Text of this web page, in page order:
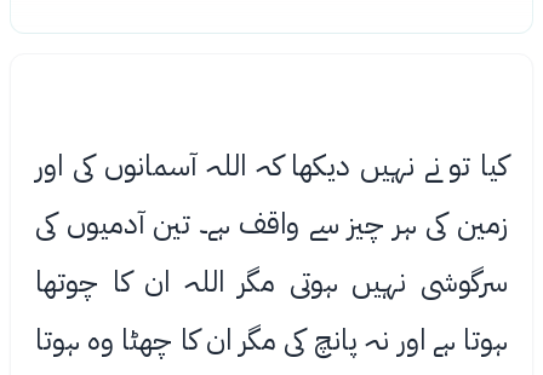
کیا تو نے نہیں دیکھا کہ اللہ آسمانوں کی اور
زمین کی ہر چیز سے واقف ہے۔ تین آدمیوں کی
سرگوشی نہیں ہوتی مگر اللہ ان کا چوتھا
ہوتا ہے اور نہ پانچ کی مگر ان کا چھٹا وه ہوتا